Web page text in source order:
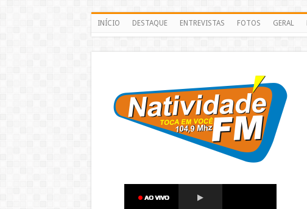
INÍCIO DESTAQUE ENTREVISTAS FOTOS GERAL